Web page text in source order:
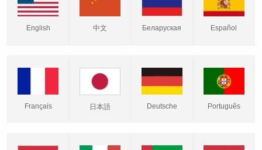
English 中文 Беларуская Español
Français 日本語 Deutsche Português